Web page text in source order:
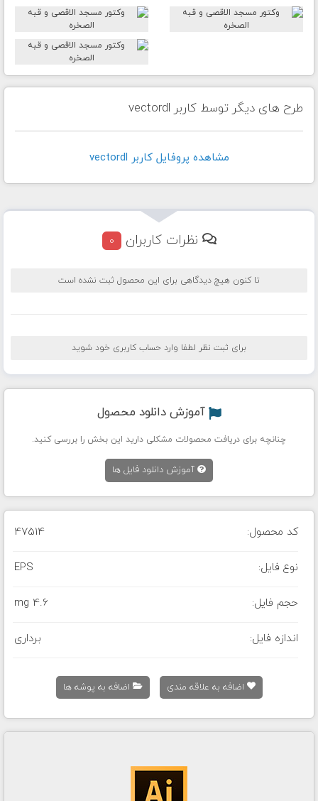
طرح های دیگر توسط کاربر vectordl
مشاهده پروفايل کاربر vectordl
نظرات کاربران 0
تا کنون هیچ دیدگاهی برای این محصول ثبت نشده است
برای ثبت نظر لطفا وارد حساب کاربری خود شوید
آموزش دانلود محصول
چنانچه برای دریافت محصولات مشکلی دارید این بخش را بررسی کنید.
آموزش دانلود فایل ها
کد محصول: 47514
نوع فایل: EPS
حجم فایل: 4.6 mg
اندازه فایل: برداری
اضافه به علاقه مندی اضافه به پوشه ها